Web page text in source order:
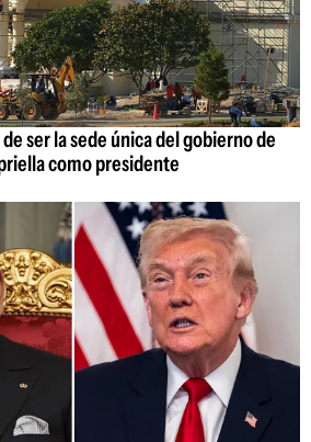
ser la sede única del gobierno de
como presidente